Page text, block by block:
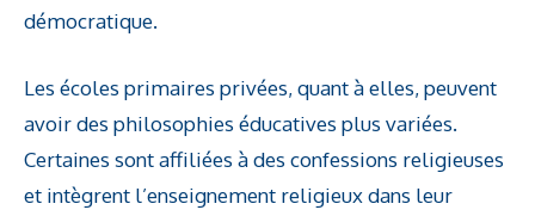
démocratique.
Les écoles primaires privées, quant à elles, peuvent
avoir des philosophies éducatives plus variées.
Certaines sont affiliées à des confessions religieuses
et intègrent l’enseignement religieux dans leur